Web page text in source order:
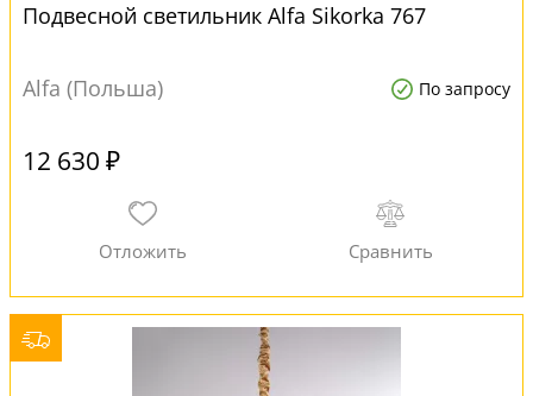
Подвесной светильник Alfa Sikorka 767
Alfa (Польша) По запросу
12 630 ₽